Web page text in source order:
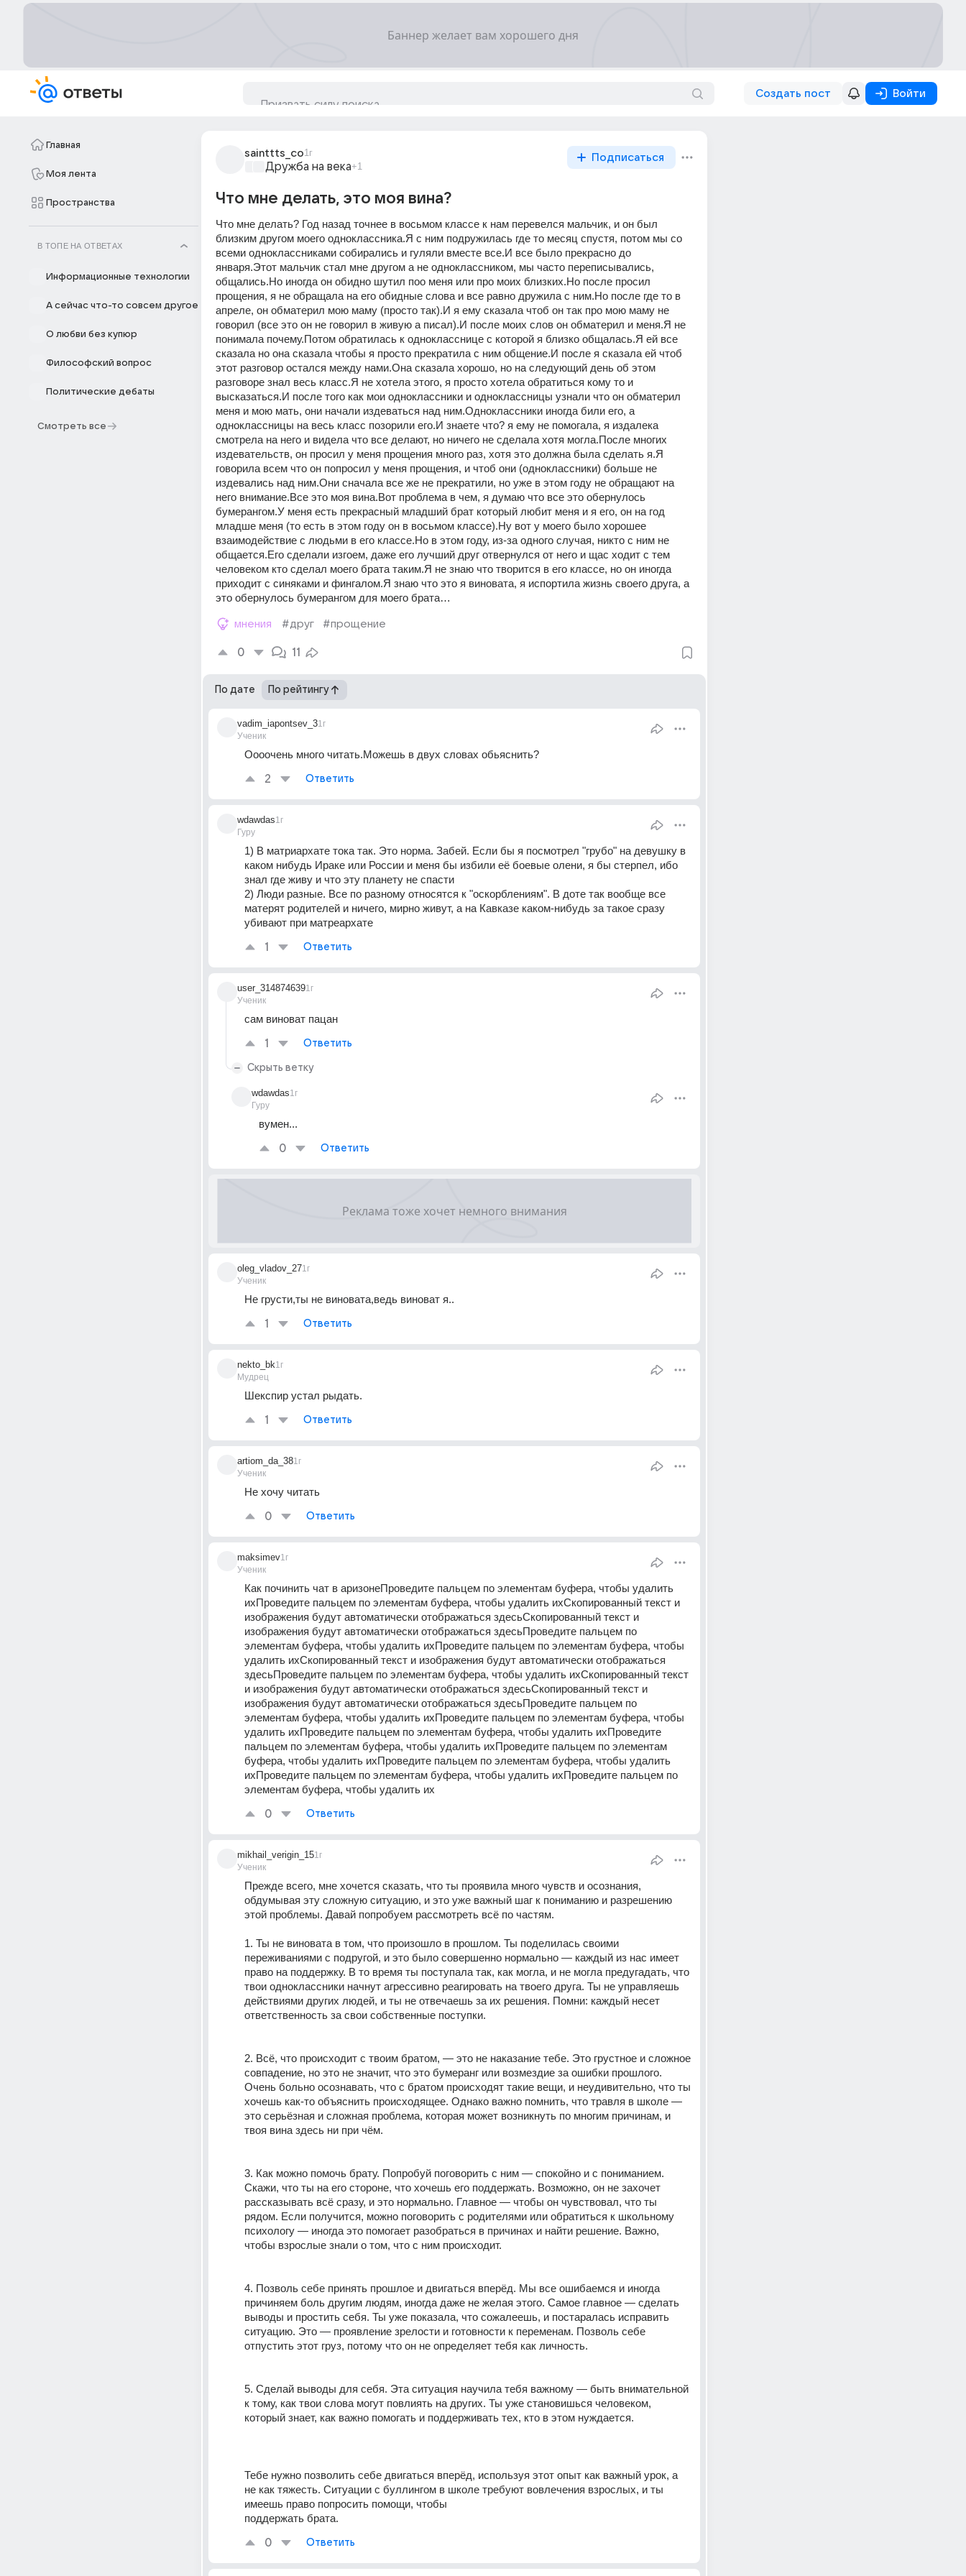
Создать пост Войти
Главная
Моя лента
Пространства
В ТОПЕ НА ОТВЕТАХ
Информационные технологии
А сейчас что-то совсем другое
О любви без купюр
Философский вопрос
Политические дебаты
Смотреть все
sainttts_co1г
Дружба на века+1
Подписаться
Что мне делать, это моя вина?
Что мне делать? Год назад точнее в восьмом классе к нам перевелся мальчик, и он был
близким другом моего одноклассника.Я с ним подружилась где то месяц спустя, потом мы со
всеми одноклассниками собирались и гуляли вместе все.И все было прекрасно до
января.Этот мальчик стал мне другом а не одноклассником, мы часто переписывались,
общались.Но иногда он обидно шутил поо меня или про моих близких.Но после просил
прощения, я не обращала на его обидные слова и все равно дружила с ним.Но после где то в
апреле, он обматерил мою маму (просто так).И я ему сказала чтоб он так про мою маму не
говорил (все это он не говорил в живую а писал).И после моих слов он обматерил и меня.Я не
понимала почему.Потом обратилась к однокласснице с которой я близко общалась.Я ей все
сказала но она сказала чтобы я просто прекратила с ним общение.И после я сказала ей чтоб
этот разговор остался между нами.Она сказала хорошо, но на следующий день об этом
разговоре знал весь класс.Я не хотела этого, я просто хотела обратиться кому то и
высказаться.И после того как мои одноклассники и одноклассницы узнали что он обматерил
меня и мою мать, они начали издеваться над ним.Одноклассники иногда били его, а
одноклассницы на весь класс позорили его.И знаете что? я ему не помогала, я издалека
смотрела на него и видела что все делают, но ничего не сделала хотя могла.После многих
издевательств, он просил у меня прощения много раз, хотя это должна была сделать я.Я
говорила всем что он попросил у меня прощения, и чтоб они (одноклассники) больше не
издевались над ним.Они сначала все же не прекратили, но уже в этом году не обращают на
него внимание.Все это моя вина.Вот проблема в чем, я думаю что все это обернулось
бумерангом.У меня есть прекрасный младший брат который любит меня и я его, он на год
младше меня (то есть в этом году он в восьмом классе).Ну вот у моего было хорошее
взаимодействие с людьми в его классе.Но в этом году, из-за одного случая, никто с ним не
общается.Его сделали изгоем, даже его лучший друг отвернулся от него и щас ходит с тем
человеком кто сделал моего брата таким.Я не знаю что творится в его классе, но он иногда
приходит с синяками и фингалом.Я знаю что это я виновата, я испортила жизнь своего друга, а
это обернулось бумерангом для моего брата…
мнения #друг #прощение
0 11
По дате По рейтингу
vadim_iapontsev_3
Ученик
1г
Оооочень много читать.Можешь в двух словах обьяснить?
2 Ответить
wdawdas
Гуру
1г
1) В матриархате тока так. Это норма. Забей. Если бы я посмотрел "грубо" на девушку в
каком нибудь Ираке или России и меня бы избили её боевые олени, я бы стерпел, ибо
знал где живу и что эту планету не спасти
2) Люди разные. Все по разному относятся к "оскорблениям". В доте так вообще все
матерят родителей и ничего, мирно живут, а на Кавказе каком-нибудь за такое сразу
убивают при матреархате
1 Ответить
user_314874639
Ученик
1г
сам виноват пацан
1 Ответить
Скрыть ветку
wdawdas
Гуру
1г
вумен...
0 Ответить
oleg_vladov_27
Ученик
1г
Не грусти,ты не виновата,ведь виноват я..
1 Ответить
nekto_bk
Мудрец
1г
Шекспир устал рыдать.
1 Ответить
artiom_da_38
Ученик
1г
Не хочу читать
0 Ответить
maksimev
Ученик
1г
Как починить чат в аризонеПроведите пальцем по элементам буфера, чтобы удалить
ихПроведите пальцем по элементам буфера, чтобы удалить ихСкопированный текст и
изображения будут автоматически отображаться здесьСкопированный текст и
изображения будут автоматически отображаться здесьПроведите пальцем по
элементам буфера, чтобы удалить ихПроведите пальцем по элементам буфера, чтобы
удалить ихСкопированный текст и изображения будут автоматически отображаться
здесьПроведите пальцем по элементам буфера, чтобы удалить ихСкопированный текст
и изображения будут автоматически отображаться здесьСкопированный текст и
изображения будут автоматически отображаться здесьПроведите пальцем по
элементам буфера, чтобы удалить ихПроведите пальцем по элементам буфера, чтобы
удалить ихПроведите пальцем по элементам буфера, чтобы удалить ихПроведите
пальцем по элементам буфера, чтобы удалить ихПроведите пальцем по элементам
буфера, чтобы удалить ихПроведите пальцем по элементам буфера, чтобы удалить
ихПроведите пальцем по элементам буфера, чтобы удалить ихПроведите пальцем по
элементам буфера, чтобы удалить их
0 Ответить
mikhail_verigin_15
Ученик
1г
Прежде всего, мне хочется сказать, что ты проявила много чувств и осознания,
обдумывая эту сложную ситуацию, и это уже важный шаг к пониманию и разрешению
этой проблемы. Давай попробуем рассмотреть всё по частям.
1. Ты не виновата в том, что произошло в прошлом. Ты поделилась своими
переживаниями с подругой, и это было совершенно нормально — каждый из нас имеет
право на поддержку. В то время ты поступала так, как могла, и не могла предугадать, что
твои одноклассники начнут агрессивно реагировать на твоего друга. Ты не управляешь
действиями других людей, и ты не отвечаешь за их решения. Помни: каждый несет
ответственность за свои собственные поступки.
2. Всё, что происходит с твоим братом, — это не наказание тебе. Это грустное и сложное
совпадение, но это не значит, что это бумеранг или возмездие за ошибки прошлого.
Очень больно осознавать, что с братом происходят такие вещи, и неудивительно, что ты
хочешь как-то объяснить происходящее. Однако важно помнить, что травля в школе —
это серьёзная и сложная проблема, которая может возникнуть по многим причинам, и
твоя вина здесь ни при чём.
3. Как можно помочь брату. Попробуй поговорить с ним — спокойно и с пониманием.
Скажи, что ты на его стороне, что хочешь его поддержать. Возможно, он не захочет
рассказывать всё сразу, и это нормально. Главное — чтобы он чувствовал, что ты
рядом. Если получится, можно поговорить с родителями или обратиться к школьному
психологу — иногда это помогает разобраться в причинах и найти решение. Важно,
чтобы взрослые знали о том, что с ним происходит.
4. Позволь себе принять прошлое и двигаться вперёд. Мы все ошибаемся и иногда
причиняем боль другим людям, иногда даже не желая этого. Самое главное — сделать
выводы и простить себя. Ты уже показала, что сожалеешь, и постаралась исправить
ситуацию. Это — проявление зрелости и готовности к переменам. Позволь себе
отпустить этот груз, потому что он не определяет тебя как личность.
5. Сделай выводы для себя. Эта ситуация научила тебя важному — быть внимательной
к тому, как твои слова могут повлиять на других. Ты уже становишься человеком,
который знает, как важно помогать и поддерживать тех, кто в этом нуждается.
Тебе нужно позволить себе двигаться вперёд, используя этот опыт как важный урок, а
не как тяжесть. Ситуации с буллингом в школе требуют вовлечения взрослых, и ты
имеешь право попросить помощи, чтобы
поддержать брата.
0 Ответить